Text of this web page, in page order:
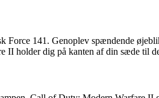
141. Genoplev spændende
II holder dig på kanten af din sæde til